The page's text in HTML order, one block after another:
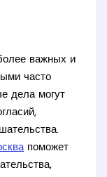
важных и
часто
дела могут
поможет